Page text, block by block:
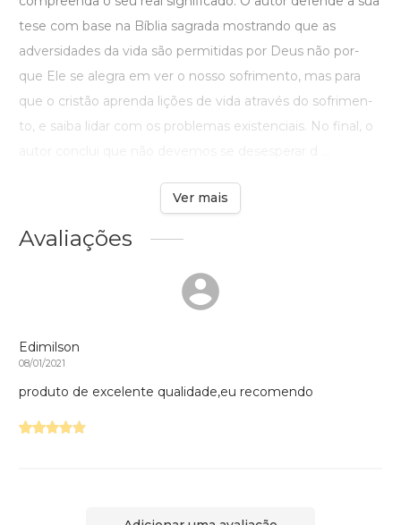
tese com base na Bíblia sagrada mostrando que as
adversidades da vida são permitidas por Deus não por-
que Ele se alegra em ver o nosso sofrimento, mas para
que o cristão aprenda lições de vida através do sofrimen-
to, e saiba lidar com os problemas existenciais. No final, o
Ver mais
Avaliações
Edimilson
08/01/2021
produto de excelente qualidade,eu recomendo